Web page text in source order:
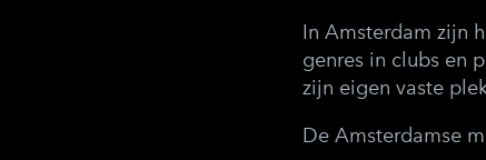
In Amsterdam zijn
genres in clubs en
zijn eigen vaste
De Amsterdamse